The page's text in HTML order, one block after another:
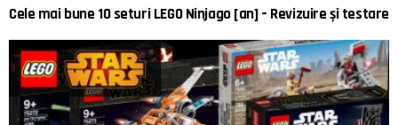
Cele mai bune 10 seturi LEGO Ninjago [an] – Revizuire și testare